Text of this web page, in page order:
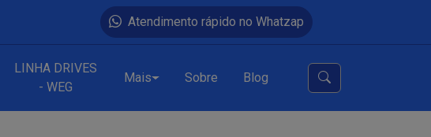
Atendimento rápido no Whatzap
LINHA DRIVES
- WEG
Mais Sobre Blog